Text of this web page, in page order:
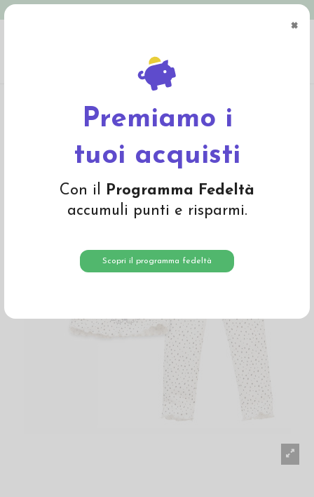
×
Premiamo i
tuoi acquisti
Con il Programma Fedeltà
accumuli punti e risparmi.
Scopri il programma fedeltà
"Sprenkel" - col. bianco fantasia